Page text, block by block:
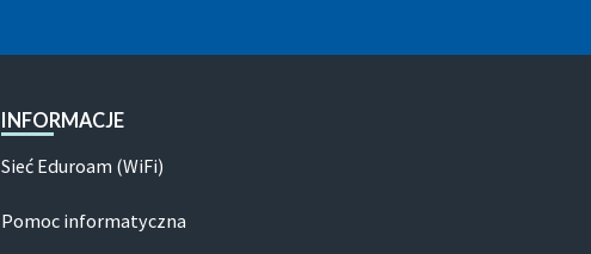
INFORMACJE
Sieć Eduroam (WiFi)
Pomoc informatyczna